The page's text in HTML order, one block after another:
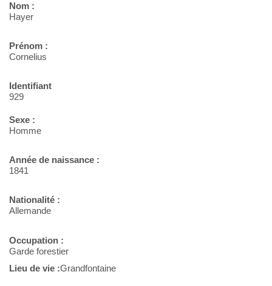
Nom :
Hayer
Prénom :
Cornelius
Identifiant
929
Sexe :
Homme
Année de naissance :
1841
Nationalité :
Allemande
Occupation :
Garde forestier
Lieu de vie :Grandfontaine